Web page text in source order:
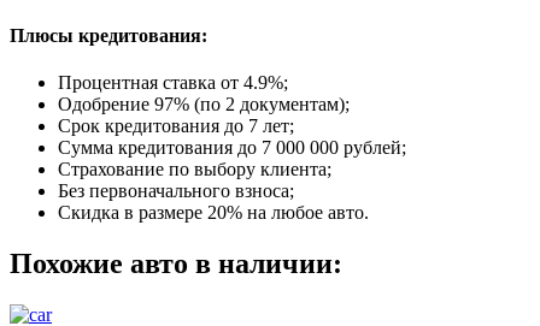
Плюсы кредитования:
Процентная ставка от 4.9%;
Одобрение 97% (по 2 документам);
Срок кредитования до 7 лет;
Сумма кредитования до 7 000 000 рублей;
Страхование по выбору клиента;
Без первоначального взноса;
Скидка в размере 20% на любое авто.
Похожие авто в наличии: